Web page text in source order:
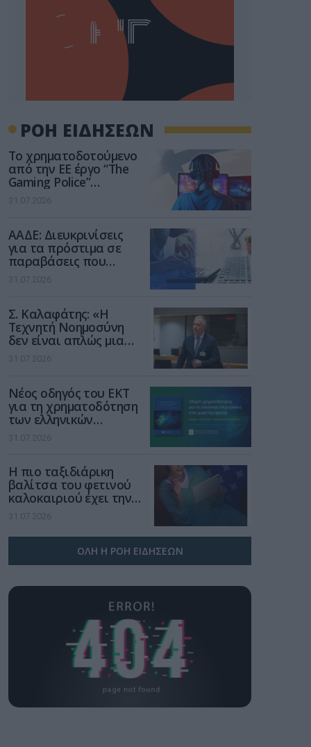
ΡΟΗ ΕΙΔΗΣΕΩΝ
Το χρηματοδοτούμενο
από την ΕΕ έργο “The
Gaming Police”
ενισχύει την ασφάλεια
των παιδιών στο
31.07.2026
ΑΑΔΕ: Διευκρινίσεις
για τα πρόστιμα σε
παραβάσεις που
αφορούν τους ΦΗΜ
31.07.2026
Σ. Καλαφάτης: «Η
Τεχνητή Νοημοσύνη
δεν είναι απλώς μια
νέα τεχνολογία, είναι
μια νέα βιομηχανική
31.07.2026
Νέος οδηγός του ΕΚΤ
για τη χρηματοδότηση
των ελληνικών
επιχειρήσεων στον
χώρο της άμυνας
31.07.2026
Η πιο ταξιδιάρικη
βαλίτσα του φετινού
καλοκαιριού έχει την
υπογραφή της Xiaomi
31.07.2026
ΟΛΗ Η ΡΟΗ ΕΙΔΗΣΕΩΝ